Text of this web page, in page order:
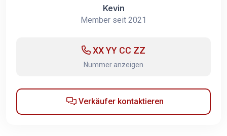
Kevin
Member seit 2021
XX YY CC ZZ
Nummer anzeigen
Verkäufer kontaktieren